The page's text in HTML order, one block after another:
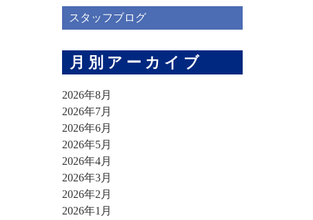
スタッフブログ
月別アーカイブ
2026年8月
2026年7月
2026年6月
2026年5月
2026年4月
2026年3月
2026年2月
2026年1月